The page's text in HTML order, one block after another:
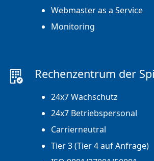
Webmaster as a Service
Monitoring
Rechenzentrum der
24x7 Wachschutz
24x7 Betriebspersonal
Carrierneutral
Tier 3 (Tier 4 auf Anfrage)